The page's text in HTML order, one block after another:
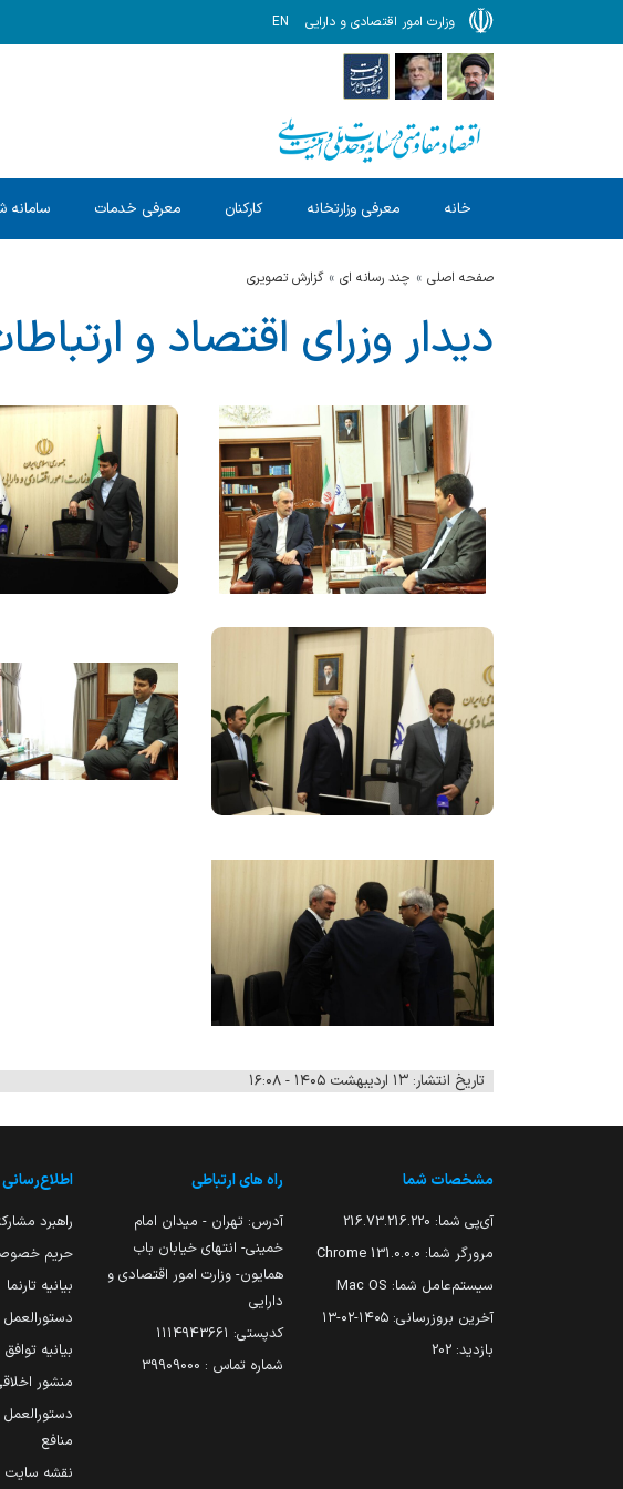
وزارت امور اقتصادی و دارایی EN
خانه معرفی وزارتخانه کارکنان معرفی خدمات سامانه
صفحه اصلی چند رسانه ای گزارش‌ تصویری
دیدار وزرای اقتصاد و
تاریخ انتشار: ۱۳ اردیبهشت ۱۴۰۵ - ۱۶:۰۸
مشخصات شما
آی‌پی شما: 216.73.216.220
مرورگر شما: 131.0.0.0 Chrome
سیستم‌عامل شما: Mac OS
آخرین بروزرسانی: ۱۴۰۵-۰۲-۱۳
بازدید: 202
راه های ارتباطی
آدرس: تهران - میدان امام
خمینی- انتهای خیابان باب
همایون- وزارت امور اقتصادی و
دارایی
کدپستی: ۱۱۱۴۹۴۳۶۶۱
شماره تماس : 39909000
اطلاع‌رسانی
راهبرد
حریم
بیانیه تارنما
بیانیه
منشور
منافع
نقشه سایت